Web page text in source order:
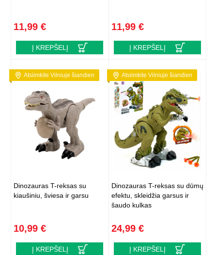
11,99 €
Į KREPŠELĮ
11,99 €
Į KREPŠELĮ
Atsiimkite Vilniuje šiandien
Dinozauras T-reksas su
kiaušiniu, šviesa ir garsu
10,99 €
Į KREPŠELĮ
Atsiimkite Vilniuje šiandien
Dinozauras T-reksas su dūmų
efektu, skleidžia garsus ir
šaudo kulkas
24,99 €
Į KREPŠELĮ